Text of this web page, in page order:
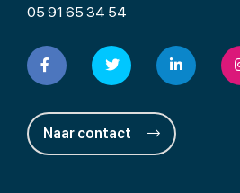
05 91 65 34 54
Naar contact